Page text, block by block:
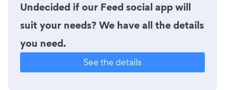
Undecided if our Feed social app will
suit your needs? We have all the details
you need.
See the details